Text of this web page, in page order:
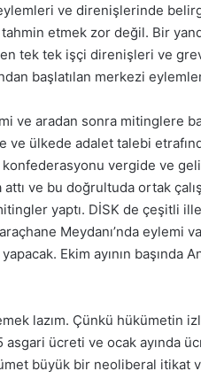
ve direnişlerinde
etmek zor değil. Bir
tek tek işçi direnişleri ve
başlatılan merkezi
ve aradan sonra mitinglere
ve ülkede adalet talebi
vergide ve
ve bu doğrultuda ortak
yaptı. DİSK de çeşitli
Meydanı’nda eylemi
Ekim ayının başında
lazım. Çünkü hükümetin
ücreti ve ocak ayında
büyük bir neoliberal itikat